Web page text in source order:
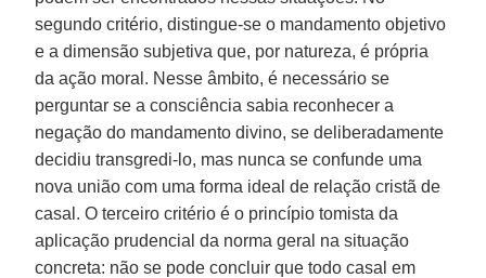
segundo critério, distingue-se o mandamento objetivo
e a dimensão subjetiva que, por natureza, é própria
da ação moral. Nesse âmbito, é necessário se
perguntar se a consciência sabia reconhecer a
negação do mandamento divino, se deliberadamente
decidiu transgredi-lo, mas nunca se confunde uma
nova união com uma forma ideal de relação cristã de
casal. O terceiro critério é o princípio tomista da
aplicação prudencial da norma geral na situação
concreta: não se pode concluir que todo casal em